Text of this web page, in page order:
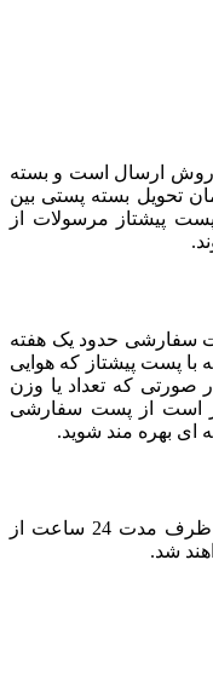
روش ارسال است و بسته
تحویل بسته پستی بین
پست پیشتاز مرسولات از
سفارشی حدود یک هفته
پست پیشتاز که هوایی
صورتی که تعداد یا وزن
است از پست سفارشی
ای بهره مند شوید.
سفارش های ثبت شده برای شهر اراک ظرف مدت 24 ساعت از
شد.